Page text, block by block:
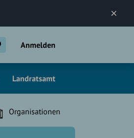
Anmelden
Landratsamt
Organisationen